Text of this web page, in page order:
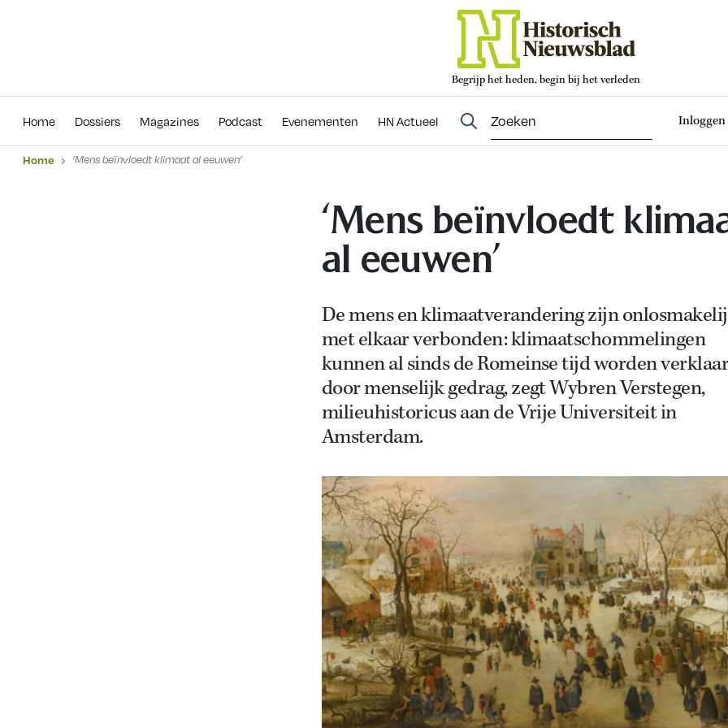
Begrijp het heden, begin bij het verleden
Home Dossiers Magazines Podcast Evenementen HN Actueel Inloggen
Evenementen
Home ‘Mens beïnvloedt klimaat al eeuwen’
‘Mens beïnvloedt
al eeuwen’
De mens en klimaatverandering zijn
met elkaar verbonden: klimaatschommelingen
kunnen al sinds de Romeinse tijd worden
door menselijk gedrag, zegt Wybren Verstegen,
milieuhistoricus aan de Vrije Universiteit in
Amsterdam.